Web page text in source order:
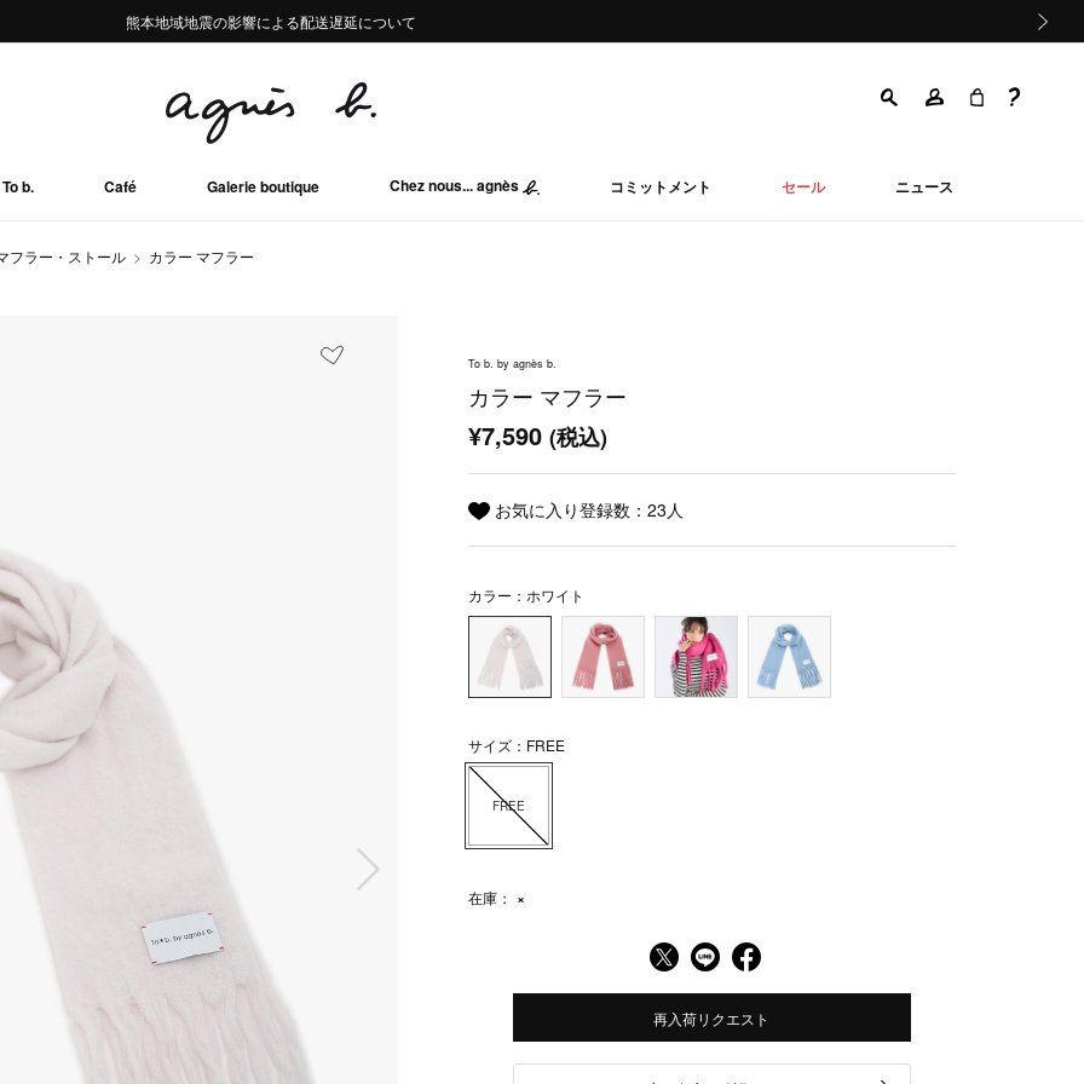
熊本地域地震の影響による配送遅延について
Summer Sale 2buy10%OFF!!
熊本地域地震の影響による配送遅延について
Summer Sale 2buy10%OFF!!
To b. Café Galerie boutique Chez nous... agnès コミットメント セール ニュース
フラー・ストール カラー マフラー
To b. by agnès b.
カラー マフラー
¥7,590(税込)
お気に入り登録数：23人
カラー：ホワイト
サイズ：FREE
FREE
在庫： ×
再入荷リクエスト